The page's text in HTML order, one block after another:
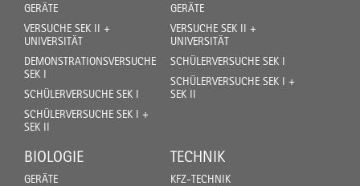
GERÄTE
VERSUCHE SEK II +
UNIVERSITÄT
DEMONSTRATIONSVERSUCHE
SEK I
SCHÜLERVERSUCHE SEK I
SCHÜLERVERSUCHE SEK I +
SEK II
GERÄTE
VERSUCHE SEK II +
UNIVERSITÄT
SCHÜLERVERSUCHE SEK I
SCHÜLERVERSUCHE SEK I +
SEK II
BIOLOGIE
GERÄTE
TECHNIK
KFZ-TECHNIK